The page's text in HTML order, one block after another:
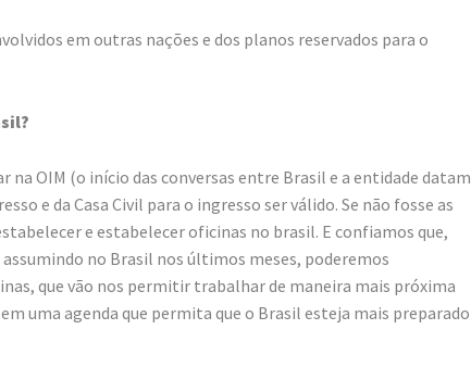
em outras nações e dos planos reservados para o
OIM (o início das conversas entre Brasil e a entidade datam
e da Casa Civil para o ingresso ser válido. Se não fosse as
e estabelecer oficinas no brasil. E confiamos que,
no Brasil nos últimos meses, poderemos
que vão nos permitir trabalhar de maneira mais próxima
uma agenda que permita que o Brasil esteja mais preparado